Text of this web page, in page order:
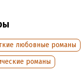
болезненное
меня. Но именно
цена этой помощи
Но только ему
любовные романы
романы